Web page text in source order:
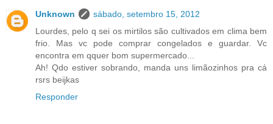
Unknown
sábado, setembro 15, 2012
Lourdes, pelo q sei os mirtilos são cultivados em clima bem
frio. Mas vc pode comprar congelados e guardar. Vc
encontra em qquer bom supermercado...
Ah! Qdo estiver sobrando, manda uns limãozinhos pra cá
rsrs beijkas
Responder